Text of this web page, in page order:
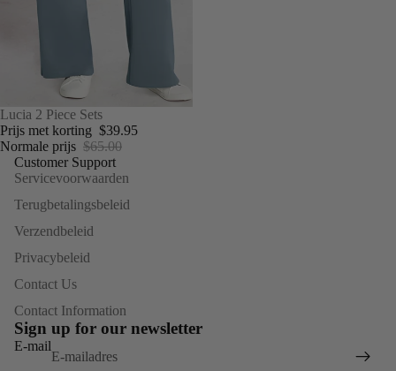
UITVERKOOP
Lucia 2 Piece Sets
Prijs met korting $39.95
Normale prijs $65.00
Customer Support
Servicevoorwaarden
Terugbetalingsbeleid
Verzendbeleid
Privacybeleid
Contact Us
Contact Information
Sign up for our newsletter
E-mail
Terugbetalingsbeleid
Algemene voorwaarden
Contactgegevens